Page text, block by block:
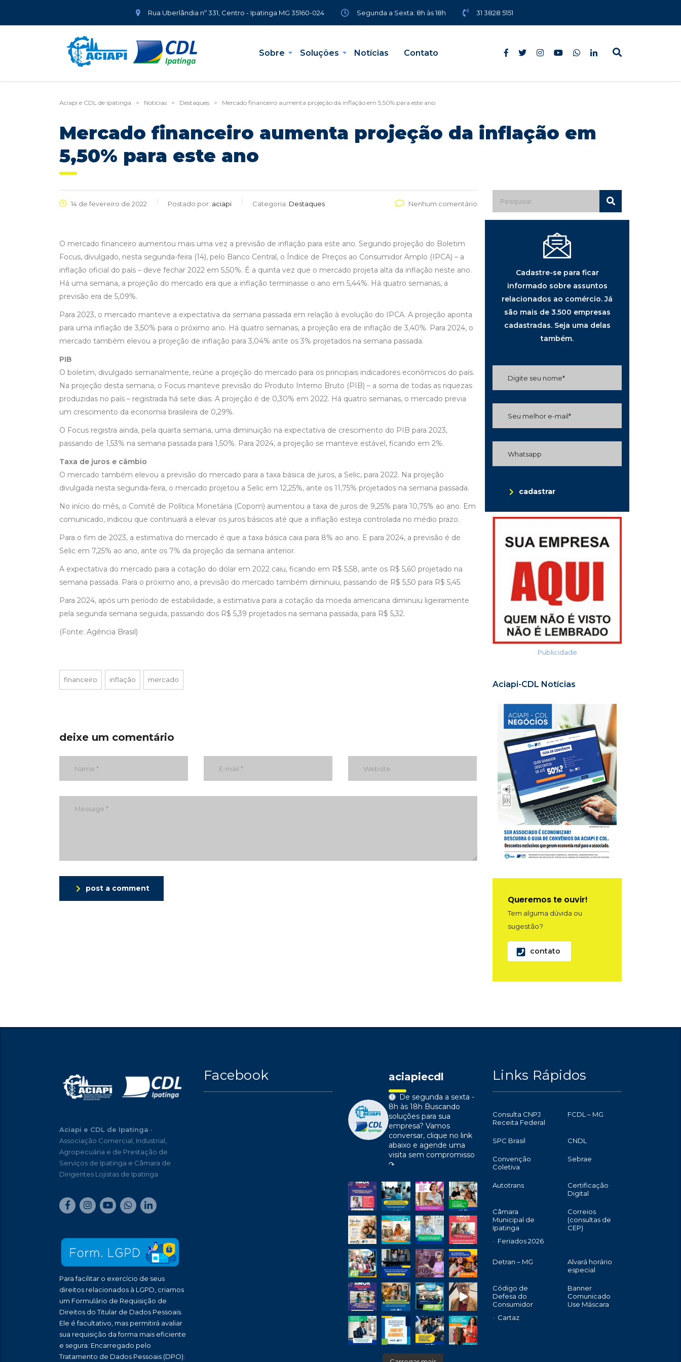
Rua Uberlândia nº 331, Centro - Ipatinga MG 35160-024 Segunda a Sexta: 8h às 18h 31 3828 5151
Sobre Soluções Notícias Contato
Aciapi e CDL de Ipatinga > Notícias > Destaques > Mercado financeiro aumenta projeção da inflação em 5,50% para este ano
Mercado financeiro aumenta projeção da inflação em
5,50% para este ano
14 de fevereiro de 2022 Postado por: aciapi Categoria: Destaques Nenhum comentário
O mercado financeiro aumentou mais uma vez a previsão de inflação para este ano. Segundo projeção do Boletim
Focus, divulgado, nesta segunda-feira (14), pelo Banco Central, o Índice de Preços ao Consumidor Amplo (IPCA) – a
inflação oficial do país – deve fechar 2022 em 5,50%. É a quinta vez que o mercado projeta alta da inflação neste ano.
Há uma semana, a projeção do mercado era que a inflação terminasse o ano em 5,44%. Há quatro semanas, a
previsão era de 5,09%.
Para 2023, o mercado manteve a expectativa da semana passada em relação à evolução do IPCA. A projeção aponta
para uma inflação de 3,50% para o próximo ano. Há quatro semanas, a projeção era de inflação de 3,40%. Para 2024, o
mercado também elevou a projeção de inflação para 3,04% ante os 3% projetados na semana passada.
PIB
O boletim, divulgado semanalmente, reúne a projeção do mercado para os principais indicadores econômicos do país.
Na projeção desta semana, o Focus manteve previsão do Produto Interno Bruto (PIB) – a soma de todas as riquezas
produzidas no país – registrada há sete dias. A projeção é de 0,30% em 2022. Há quatro semanas, o mercado previa
um crescimento da economia brasileira de 0,29%.
O Focus registra ainda, pela quarta semana, uma diminuição na expectativa de crescimento do PIB para 2023,
passando de 1,53% na semana passada para 1,50%. Para 2024, a projeção se manteve estável, ficando em 2%.
Taxa de juros e câmbio
O mercado também elevou a previsão do mercado para a taxa básica de juros, a Selic, para 2022. Na projeção
divulgada nesta segunda-feira, o mercado projetou a Selic em 12,25%, ante os 11,75% projetados na semana passada.
No início do mês, o Comitê de Política Monetária (Copom) aumentou a taxa de juros de 9,25% para 10,75% ao ano. Em
comunicado, indicou que continuará a elevar os juros básicos até que a inflação esteja controlada no médio prazo.
Para o fim de 2023, a estimativa do mercado é que a taxa básica caia para 8% ao ano. E para 2024, a previsão é de
Selic em 7,25% ao ano, ante os 7% da projeção da semana anterior.
A expectativa do mercado para a cotação do dólar em 2022 caiu, ficando em R$ 5,58, ante os R$ 5,60 projetado na
semana passada. Para o próximo ano, a previsão do mercado também diminuiu, passando de R$ 5,50 para R$ 5,45.
Para 2024, após um período de estabilidade, a estimativa para a cotação da moeda americana diminuiu ligeiramente
pela segunda semana seguida, passando dos R$ 5,39 projetados na semana passada, para R$ 5,32.
(Fonte: Agência Brasil)
financeiro inflação mercado
deixe um comentário
post a comment
Cadastre-se para ficar
informado sobre assuntos
relacionados ao comércio. Já
são mais de 3.500 empresas
cadastradas. Seja uma delas
também.
cadastrar
Publicidade
Aciapi-CDL Notícias
Queremos te ouvir!
Tem alguma dúvida ou
sugestão?
contato
Aciapi e CDL de Ipatinga -
Associação Comercial, Industrial,
Agropecuária e de Prestação de
Serviços de Ipatinga e Câmara de
Dirigentes Lojistas de Ipatinga
Para facilitar o exercício de seus
direitos relacionados à LGPD, criamos
um Formulário de Requisição de
Direitos do Titular de Dados Pessoais.
Ele é facultativo, mas permitirá avaliar
sua requisição da forma mais eficiente
e segura: Encarregado pelo
Tratamento de Dados Pessoais (DPO):
Facebook aciapiecdl
De segunda a sexta -
8h às 18h Buscando
soluções para sua
empresa? Vamos
conversar, clique no link
abaixo e agende uma
visita sem compromisso
↷
Links Rápidos
Consulta CNPJ
Receita Federal
FCDL – MG
SPC Brasil CNDL
Convenção
Coletiva
Sebrae
Autotrans
Certificação
Digital
Câmara
Municipal de
Ipatinga
Feriados 2026
Correios
(consultas de
CEP)
Detran – MG
Alvará horário
especial
Código de
Defesa do
Consumidor
Cartaz
Banner
Comunicado
Use Máscara